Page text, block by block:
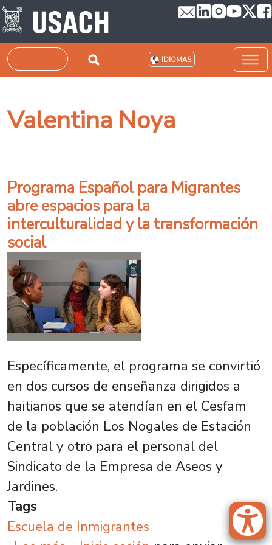
Pasar al contenido principal
Buscar IDIOMAS
Valentina Noya
Programa Español para Migrantes
abre espacios para la
interculturalidad y la transformación
social
Específicamente, el programa se convirtió
en dos cursos de enseñanza dirigidos a
haitianos que se atendían en el Cesfam
de la población Los Nogales de Estación
Central y otro para el personal del
Sindicato de la Empresa de Aseos y
Jardines.
Tags
Escuela de Inmigrantes